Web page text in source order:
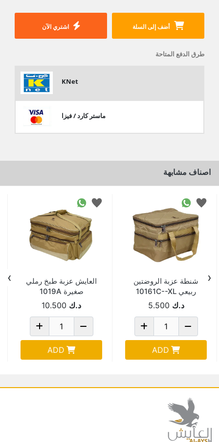
أضف إلى السلة اشتري الآن
طرق الدفع المتاحة
KNet
ماستر كارد / فيزا
اصناف مشابهة
شنطة عزبة الروضتين
ربيعي 10161C--XL
د.ك 5.500
ADD
العايش عزبة طبخ رملي
صغيرة 1019A
د.ك 10.500
ADD
‹
›